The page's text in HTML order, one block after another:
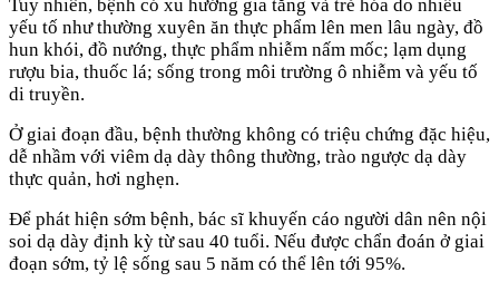
Tuy nhiên, bệnh có xu hướng gia tăng và trẻ hóa do nhiều
yếu tố như thường xuyên ăn thực phẩm lên men lâu ngày, đồ
hun khói, đồ nướng, thực phẩm nhiễm nấm mốc; lạm dụng
rượu bia, thuốc lá; sống trong môi trường ô nhiễm và yếu tố
di truyền.
Ở giai đoạn đầu, bệnh thường không có triệu chứng đặc hiệu,
dễ nhầm với viêm dạ dày thông thường, trào ngược dạ dày
thực quản, hơi nghẹn.
Để phát hiện sớm bệnh, bác sĩ khuyến cáo người dân nên nội
soi dạ dày định kỳ từ sau 40 tuổi. Nếu được chẩn đoán ở giai
đoạn sớm, tỷ lệ sống sau 5 năm có thể lên tới 95%.